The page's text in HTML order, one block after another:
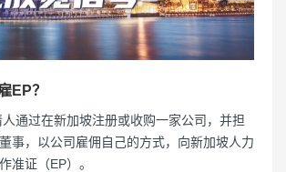
EP？
通过在新加坡注册或收购一家公司，并担
事，以公司雇佣自己的方式，向新加坡人力
准证（EP）。